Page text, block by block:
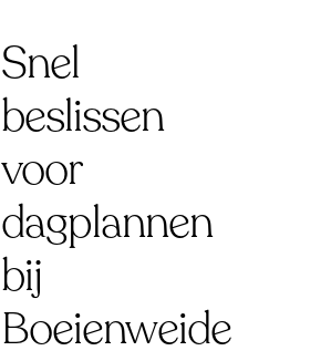
Snel
beslissen
voor
dagplannen
bij
Boeienweide